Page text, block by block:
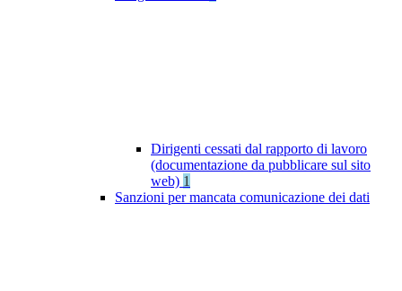
Dirigenti cessati dal rapporto di lavoro
(documentazione da pubblicare sul sito
web) 1
Sanzioni per mancata comunicazione dei dati